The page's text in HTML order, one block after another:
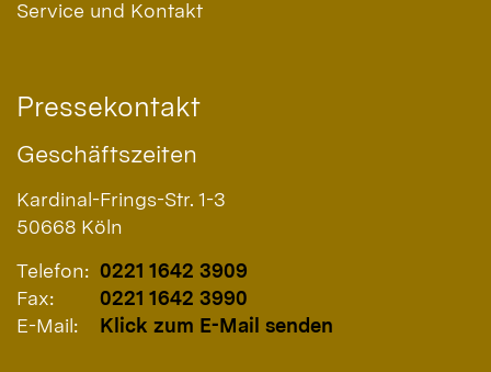
Service und Kontakt
Pressekontakt
Geschäftszeiten
Kardinal-Frings-Str. 1-3
50668 Köln
Telefon: 0221 1642 3909
Fax:
0221 1642 3990
E-Mail:
Klick zum E-Mail senden